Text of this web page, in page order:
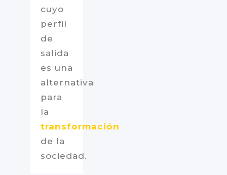
cuyo
perfil
de
salida
es una
alternativa
para
la
transformación
de la
sociedad.